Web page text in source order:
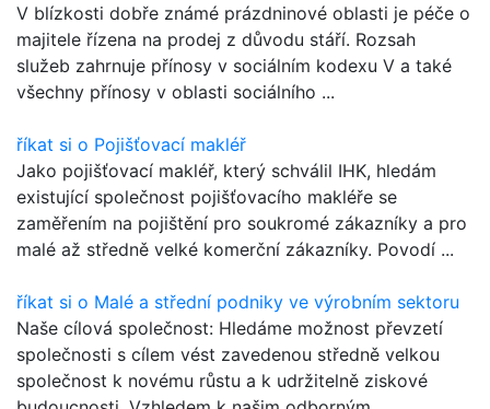
V blízkosti dobře známé prázdninové oblasti je péče o
majitele řízena na prodej z důvodu stáří. Rozsah
služeb zahrnuje přínosy v sociálním kodexu V a také
všechny přínosy v oblasti sociálního ...
říkat si o Pojišťovací makléř
Jako pojišťovací makléř, který schválil IHK, hledám
existující společnost pojišťovacího makléře se
zaměřením na pojištění pro soukromé zákazníky a pro
malé až středně velké komerční zákazníky. Povodí ...
říkat si o Malé a střední podniky ve výrobním sektoru
Naše cílová společnost: Hledáme možnost převzetí
společnosti s cílem vést zavedenou středně velkou
společnost k novému růstu a k udržitelně ziskové